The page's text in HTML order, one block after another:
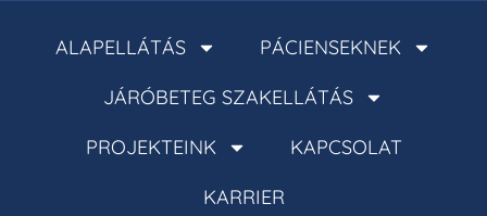
ALAPELLÁTÁS
PÁCIENSEKNEK
JÁRÓBETEG SZAKELLÁTÁS
PROJEKTEINK
KAPCSOLAT
KARRIER